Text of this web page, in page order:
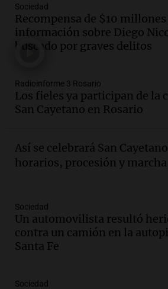
celebración de San
Noticias Rosario
Episodios
por los medios
Radioinforme 3
Episodios
nueva tarifa del 2,3%
de julio de 2026
Panorama Federal
Audio.
casi 1.500 llamados por
de hasta 90 km/h
Panorama Federal
fitosanitarios y su
Sociedad
Recompensa de $10
información sobre Diego
buscado por graves delitos
Radioinforme 3 Rosario
Los fieles ya participan de la
San Cayetano en Rosario
Así se celebrará San
horarios, procesión y marcha
Sociedad
Un automovilista resultó
contra un camión en la
Santa Fe
Sociedad